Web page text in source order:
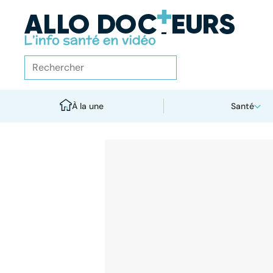
À la une Santé